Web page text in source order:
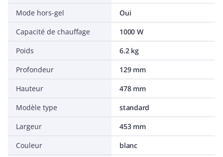
Mode hors-gel
Oui
Capacité de chauffage
1000 W
Poids
6.2 kg
Profondeur
129 mm
Hauteur
478 mm
Modèle type
standard
Largeur
453 mm
Couleur
blanc